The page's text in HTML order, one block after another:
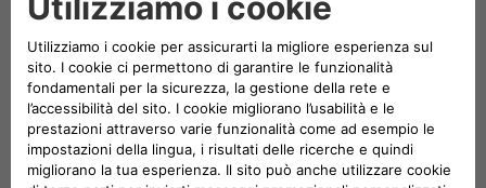
500 – i clienti possono usufruire di un corrispettivo annuo di
chilometri maggiore.
Tutti questi abbonamenti sono offerti a un prezzo fisso
mensile aggiornato ogni sei mesi o annualmente (a scelta del
cliente) sulla base del reale uso del servizio di ricarica: